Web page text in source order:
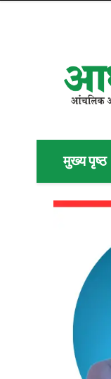
मुख्य पृष्ठ